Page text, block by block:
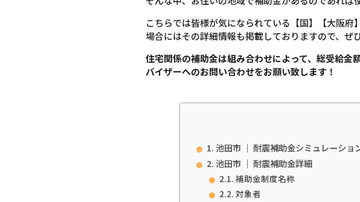
こちらでは皆様が気になられている【国】【大阪
場合にはその詳細情報も掲載しておりますので、ぜ
住宅関係の補助金は組み合わせによって、総受給金
バイザーへのお問い合わせをお願い致します！
池田市 ｜ 耐震補助金シミュレーショ
池田市 ｜ 耐震補助金詳細
補助金制度名称
対象者